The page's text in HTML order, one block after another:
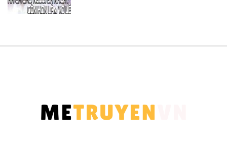
Chương 60.2
Tháng 9 27, 2025